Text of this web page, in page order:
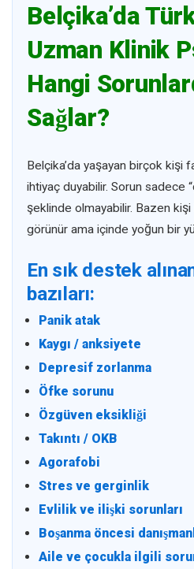
Belçika’da
Uzman Klinik
Hangi
Sağlar?
Belçika’da yaşayan birçok kişi
ihtiyaç duyabilir. Sorun sadece
şeklinde olmayabilir. Bazen
görünür ama içinde yoğun bir
En sık destek
bazıları:
Panik atak
Kaygı / anksiyete
Depresif zorlanma
Öfke sorunu
Özgüven eksikliği
Takıntı / OKB
Agorafobi
Stres ve gerginlik
Evlilik ve ilişki sorunları
Boşanma öncesi
Aile ve çocukla ilgili